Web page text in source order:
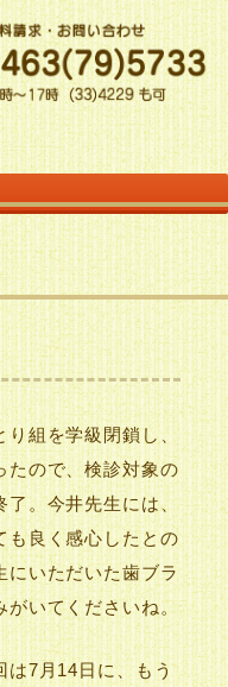
稚園」です！高麗山が見える閑静
教育を行っています
り組を学級閉鎖し、
たので、検診対象の
了。今井先生には、
も良く感心したとの
にいただいた歯ブラ
がいてくださいね。
は7月14日に、もう